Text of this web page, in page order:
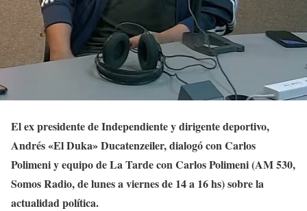
El ex presidente de Independiente y dirigente deportivo,
Andrés «El Duka» Ducatenzeiler, dialogó con Carlos
Polimeni y equipo de La Tarde con Carlos Polimeni (AM 530,
Somos Radio, de lunes a viernes de 14 a 16 hs) sobre la
actualidad política.